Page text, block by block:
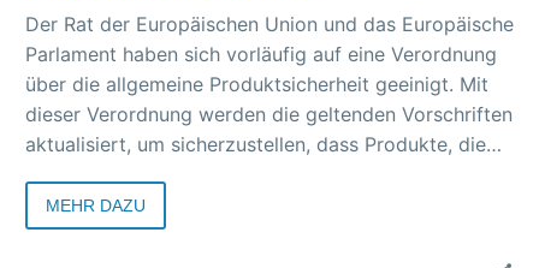
Der Rat der Europäischen Union und das Europäische
Parlament haben sich vorläufig auf eine Verordnung
über die allgemeine Produktsicherheit geeinigt. Mit
dieser Verordnung werden die geltenden Vorschriften
aktualisiert, um sicherzustellen, dass Produkte, die
sicher sind und den europäischen Normen
entsprechen.
MEHR DAZU